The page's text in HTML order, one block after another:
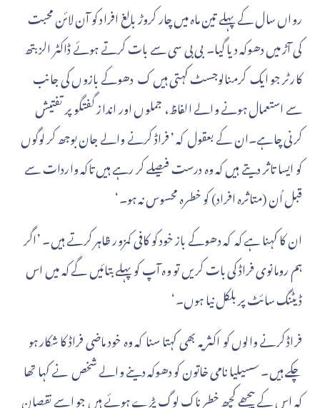
رواں سال کے پہلے تین ماہ میں چار کروڑ بالغ افراد کو آن لائن محبت
کی آڑ میں دھوکہ دیا گیا۔ بی بی سی سے بات کرتے ہوئے ڈاکٹر الزبتھ
کارٹر جو ایک کرمنالوجسٹ کہتی ہیں ک دھوکے بازوں کی جانب
سے استعمال ہونے والے الفاظ، جملوں اور انداز گفتگو پر تفتیش
کرنی چاہے۔ان کے بعقول کہ ’فراڈ کرنے والے جان بوجھ کر لوگوں
کو ایسا تاثر دیتے ہیں کہ وہ درست فیصلے کر رہے ہیں تاکہ واردات سے
قبل اُن (متاثرہ افراد) کو خطرہ محسوس نہ ہو۔‘
ان کا کہنا ہے کہ کہ دھوکے باز خود کو کافی کمزور ظاہر کرتے ہیں۔ ’اگر
ہم رومانوی فراڈ کی بات کریں تو وہ آپ کو پہلے بتائیں گے کہ میں اس
ڈیٹنگ سائٹ پر بلکل نیا ہوں۔‘
فراڈ کرنے والوں کو اکثر یہ بھی کہتا سنا کہ وہ خود ماضی فراڈ کا شکار ہو
چکے ہیں۔ سسیلیا نامی خاتون کو دھوکہ دینے والے شخص نے کہا تھا
کہ اس کے پیچھے کچھ خطرناک لوگ پڑے ہوئے ہیں جو اسے نقصان